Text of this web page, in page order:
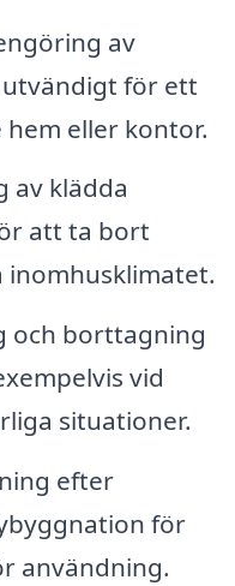
av
för ett
eller kontor.
av klädda
att ta bort
och borttagning
vid
situationer.
efter
för
användning.